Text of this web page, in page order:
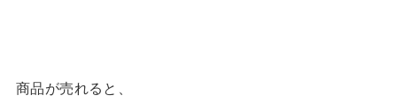
商品が売れると、